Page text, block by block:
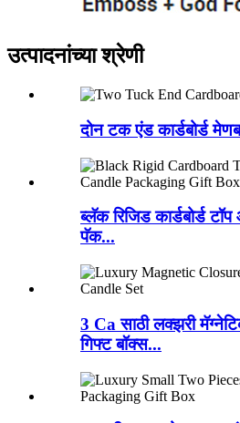
उत्पादनांच्या श्रेणी
दोन टक एंड कार्डबोर्ड
ब्लॅक रिजिड कार्डबोर्ड
पॅक...
3 Ca साठी लक्झरी
गिफ्ट बॉक्स...